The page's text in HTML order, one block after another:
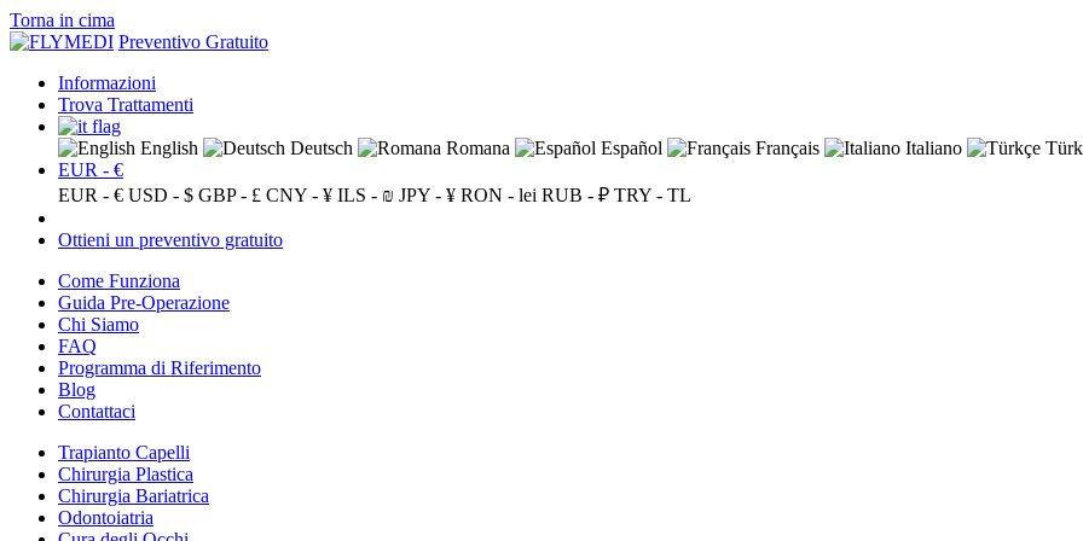
Torna in cima
Preventivo Gratuito
Informazioni
Trova Trattamenti
English Deutsch Romana Español Français Italiano
EUR - €
EUR - € USD - $ GBP - £ CNY - ¥ ILS - ₪ JPY - ¥ RON - lei RUB - ₽ TRY - TL
Ottieni un preventivo gratuito
Come Funziona
Guida Pre-Operazione
Chi Siamo
FAQ
Programma di Riferimento
Blog
Contattaci
Trapianto Capelli
Chirurgia Plastica
Chirurgia Bariatrica
Odontoiatria